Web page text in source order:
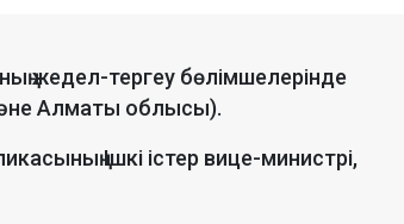
жедел-тергеу бөлімшелерінде
Алматы облысы).
Ішкі істер вице-министрі,